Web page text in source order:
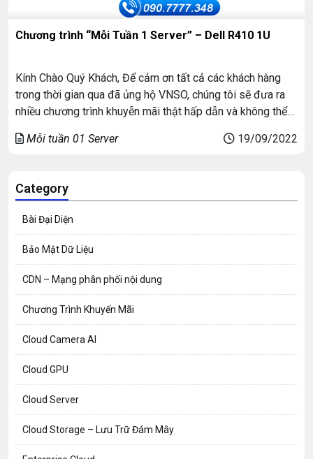
Chương trình “Mỗi Tuần 1 Server” – Dell R410 1U
Kính Chào Quý Khách, Để cảm ơn tất cả các khách hàng
trong thời gian qua đã ủng hộ VNSO, chúng tôi sẽ đưa ra
nhiều chương trình khuyễn mãi thật hấp dẫn và không thể
VNSO sẽ có chương trình “Mỗi […]
Mỗi tuần 01 Server 19/09/2022
Category
Bài Đại Diện
Bảo Mật Dữ Liệu
CDN – Mạng phân phối nội dung
Chương Trình Khuyến Mãi
Cloud Camera AI
Cloud GPU
Cloud Server
Cloud Storage – Lưu Trữ Đám Mây